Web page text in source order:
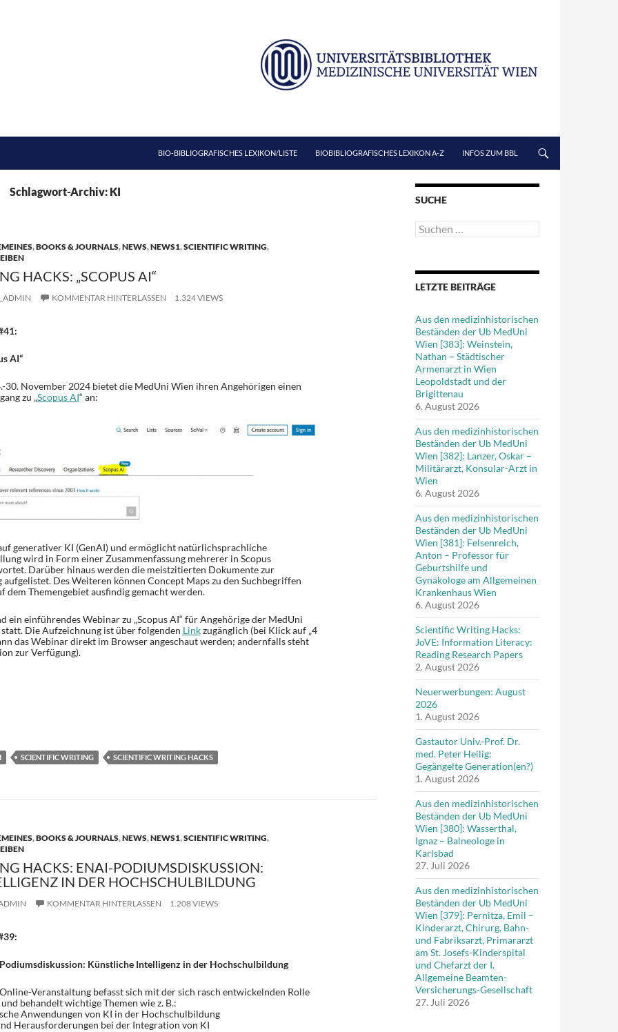
BIO-BIBLIOGRAFISCHES LEXIKON/LISTE
BIOBIBLIOGRAFISCHES LEXIKON A-Z INFOS ZUM BBL
Schlagwort-Archiv: KI
,BOOKS & JOURNALS,NEWS,NEWS1,SCIENTIFIC WRITING,
HACKS: „SCOPUS AI“
KOMMENTAR HINTERLASSEN 1.324 VIEWS
AI“
30. November 2024 bietet die MedUni Wien ihren Angehörigen einen
zu „Scopus AI“ an:
generativer KI (GenAI) und ermöglicht natürlichsprachliche
wird in Form einer Zusammenfassung mehrerer in Scopus
Darüber hinaus werden die meistzitierten Dokumente zur
aufgelistet. Des Weiteren können Concept Maps zu den Suchbegriffen
dem Themengebiet ausfindig gemacht werden.
ein einführendes Webinar zu „Scopus AI“ für Angehörige der MedUni
Die Aufzeichnung ist über folgenden Linkzugänglich (bei Klick auf „4
das Webinar direkt im Browser angeschaut werden; andernfalls steht
zur Verfügung).
SCIENTIFIC WRITING SCIENTIFIC WRITING HACKS
,BOOKS & JOURNALS,NEWS,NEWS1,SCIENTIFIC WRITING,
HACKS: ENAI-PODIUMSDISKUSSION:
IN DER HOCHSCHULBILDUNG
KOMMENTAR HINTERLASSEN 1.208 VIEWS
Künstliche Intelligenz in der Hochschulbildung
Veranstaltung befasst sich mit der sich rasch entwickelnden Rolle
behandelt wichtige Themen wie z. B.:
Anwendungen von KI in der Hochschulbildung
Herausforderungen bei der Integration von KI
SUCHE
Suchen
nach:
LETZTE BEITRÄGE
Aus den medizinhistorischen
Beständen der Ub MedUni
Wien [383]: Weinstein,
Nathan – Städtischer
Armenarzt in Wien
Leopoldstadt und der
Brigittenau
6. August 2026
Aus den medizinhistorischen
Beständen der Ub MedUni
Wien [382]: Lanzer, Oskar –
Militärarzt, Konsular-Arzt in
Wien
6. August 2026
Aus den medizinhistorischen
Beständen der Ub MedUni
Wien [381]: Felsenreich,
Anton – Professor für
Geburtshilfe und
Gynäkologe am Allgemeinen
Krankenhaus Wien
6. August 2026
Scientific Writing Hacks:
JoVE: Information Literacy:
Reading Research Papers
2. August 2026
Neuerwerbungen: August
2026
1. August 2026
Gastautor Univ.-Prof. Dr.
med. Peter Heilig:
Gegängelte Generation(en?)
1. August 2026
Aus den medizinhistorischen
Beständen der Ub MedUni
Wien [380]: Wasserthal,
Ignaz – Balneologe in
Karlsbad
27. Juli 2026
Aus den medizinhistorischen
Beständen der Ub MedUni
Wien [379]: Pernitza, Emil –
Kinderarzt, Chirurg, Bahn-
und Fabriksarzt, Primararzt
am St. Josefs-Kinderspital
und Chefarzt der I.
Allgemeine Beamten-
Versicherungs-Gesellschaft
27. Juli 2026